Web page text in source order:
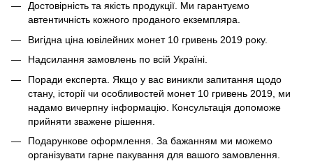
Достовірність та якість продукції. Ми гарантуємо
автентичність кожного проданого екземпляра.
Вигідна ціна ювілейних монет 10 гривень 2019 року.
Надсилання замовлень по всій Україні.
Поради експерта. Якщо у вас виникли запитання щодо
стану, історії чи особливостей монет 10 гривень 2019, ми
надамо вичерпну інформацію. Консультація допоможе
прийняти зважене рішення.
Подарункове оформлення. За бажанням ми можемо
організувати гарне пакування для вашого замовлення.